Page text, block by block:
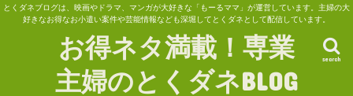
とくダネブログは、映画やドラマ、マンガが大好きな「もーるママ」が運営しています。主婦の大
好きなお得なお小遣い案件や芸能情報なども深堀してとくダネとして配信しています。
お得ネタ満載！専業
主婦のとくダネBLOG
search